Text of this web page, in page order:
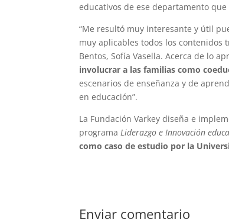
educativos de ese departamento
“Me resultó muy interesante y útil
muy aplicables todos los contenidos
Bentos, Sofía Vasella. Acerca de lo
involucrar a las familias como
escenarios de enseñanza y de
en educación”.
La Fundación Varkey diseña e
programaLiderazgo e Innovación
como caso de estudio por la
Enviar comentario